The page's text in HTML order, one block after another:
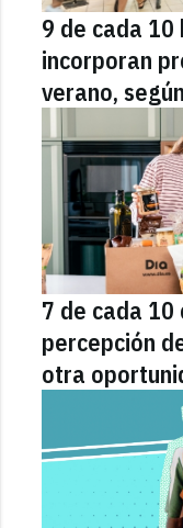
9 de cada
incorporan
verano,
7 de cada 10
percepción
otra